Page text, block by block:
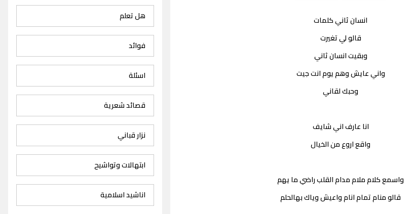
انسان ثاني كلمات
قالو لي تغيرت
وبقيت انسان ثاني
واني عايش وهم يوم انت جيت
وحبك لقاني
انا عارف اني شايف
واقع اروع من الخيال
واسمع كلام ملام مدام القلب راضي ما يهم
قالو منام تمام انام واعيش وياك بهالحلم
هل تعلم
فوائد
اسئلة
قصائد شعرية
نزار قباني
ابتهالات وتواشيح
اناشيد اسلامية